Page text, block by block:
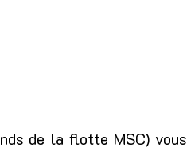
de la flotte MSC) vous